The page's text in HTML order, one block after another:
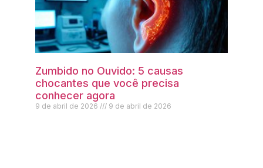
Zumbido no Ouvido: 5 causas
chocantes que você precisa
conhecer agora
9 de abril de 2026 9 de abril de 2026